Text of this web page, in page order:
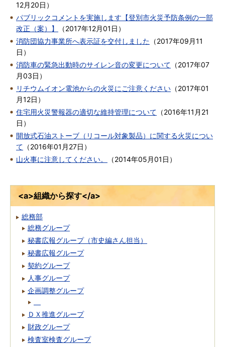
12月20日 ）
パブリックコメントを実施します【登別市火災予防条例の一部
改正（案）】
（2017年12月01日 ）
消防団協力事業所へ表示証を交付しました （2017年09月11
日 ）
消防車の緊急出動時のサイレン音の変更について （2017年07
月03日 ）
リチウムイオン電池からの火災にご注意ください （2017年01
月12日 ）
住宅用火災警報器の適切な維持管理について （2016年11月21
日 ）
開放式石油ストーブ（リコール対象製品）に関する火災につい
て （2016年01月27日 ）
山火事に注意してください。
（2014年05月01日 ）
<a>組織から探す</a>
総務部
総務グループ
秘書広報グループ（市史編さん担当）
秘書広報グループ
契約グループ
人事グループ
企画調整グループ
ＤＸ推進グループ
財政グループ
検査室検査グループ